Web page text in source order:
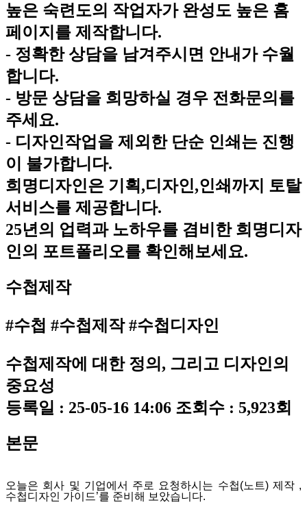
높은 숙련도의 작업자가 완성도 높은 홈
페이지를 제작합니다.
- 정확한 상담을 남겨주시면 안내가 수월
합니다.
- 방문 상담을 희망하실 경우 전화문의를
주세요.
- 디자인작업을 제외한 단순 인쇄는 진행
이 불가합니다.
희명디자인은 기획,디자인,인쇄까지 토탈
서비스를 제공합니다.
25년의 업력과 노하우를 겸비한 희명디자
인의 포트폴리오를 확인해보세요.
수첩제작
#수첩 #수첩제작 #수첩디자인
수첩제작에 대한 정의, 그리고 디자인의
중요성
등록일 : 25-05-16 14:06 조회수 : 5,923회
본문
오늘은 회사 및 기업에서 주로 요청하시는 수첩(노트) 제작 ,
수첩디자인 가이드’를 준비해 보았습니다.